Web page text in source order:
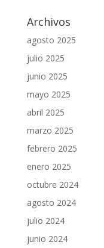
Archivos
agosto 2025
julio 2025
junio 2025
mayo 2025
abril 2025
marzo 2025
febrero 2025
enero 2025
octubre 2024
agosto 2024
julio 2024
junio 2024